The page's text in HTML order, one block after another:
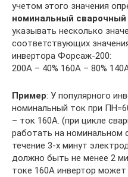
учетом этого значения
номинальный сварочный
указывать несколько
соответствующих
инвертора Форсаж-200:
200А – 40% 160А – 80%
Пример: У популярного
номинальный ток при
– ток 160А. (при цикле
работать на номинальном
течение 3-х минут
должно быть не менее 2
токе 160А инвертор